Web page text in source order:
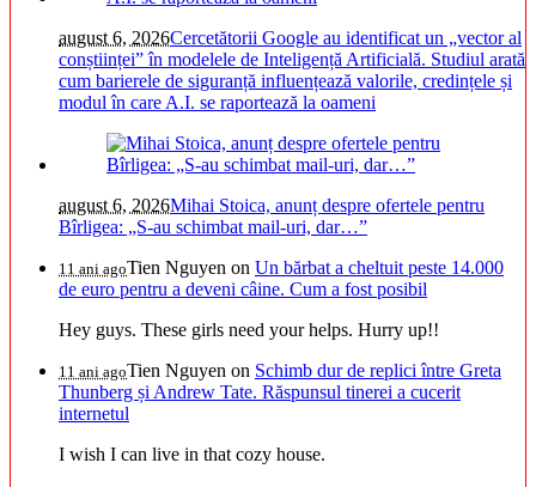
august 6, 2026Cercetătorii Google au identificat un „vector al
conștiinței” în modelele de Inteligență Artificială. Studiul arată
cum barierele de siguranță influențează valorile, credințele și
modul în care A.I. se raportează la oameni
august 6, 2026Mihai Stoica, anunț despre ofertele pentru
Bîrligea: „S-au schimbat mail-uri, dar…”
11 ani agoTien Nguyen on Un bărbat a cheltuit peste 14.000
de euro pentru a deveni câine. Cum a fost posibil
Hey guys. These girls need your helps. Hurry up!!
11 ani agoTien Nguyen on Schimb dur de replici între Greta
Thunberg și Andrew Tate. Răspunsul tinerei a cucerit
internetul
I wish I can live in that cozy house.